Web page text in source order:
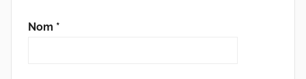
Nom *